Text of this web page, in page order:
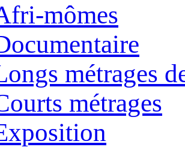
mômes
métrages
métrages